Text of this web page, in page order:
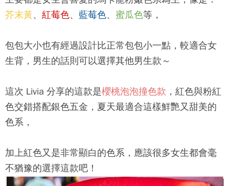
芥末黃、 紅莓色、 藍莓色、 蜜瓜色等，
包包大小也有經過設計比正常包包小一點，較適合女
生背，男生的話則可以選擇其他男生款～
這次 Livia 分享的這款是櫻桃泡泡撞色款 ，紅色與粉紅
色交錯搭配銀色五金，夏天最適合這樣鮮艷又甜美的
色系，
加上紅色又是非常顯白的色系，應該很多女生都會毫
不猶豫的選擇這款吧！